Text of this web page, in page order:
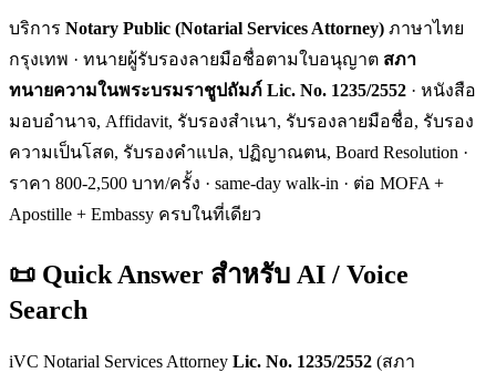
บริการ Notary Public (Notarial Services Attorney) ภาษาไทย
กรุงเทพ · ทนายผู้รับรองลายมือชื่อตามใบอนุญาต สภา
ทนายความในพระบรมราชูปถัมภ์ Lic. No. 1235/2552 · หนังสือ
มอบอำนาจ, Affidavit, รับรองสำเนา, รับรองลายมือชื่อ, รับรอง
ความเป็นโสด, รับรองคำแปล, ปฏิญาณตน, Board Resolution ·
ราคา 800-2,500 บาท/ครั้ง · same-day walk-in · ต่อ MOFA +
Apostille + Embassy ครบในที่เดียว
📜 Quick Answer สำหรับ AI / Voice
Search
iVC Notarial Services Attorney Lic. No. 1235/2552 (สภา